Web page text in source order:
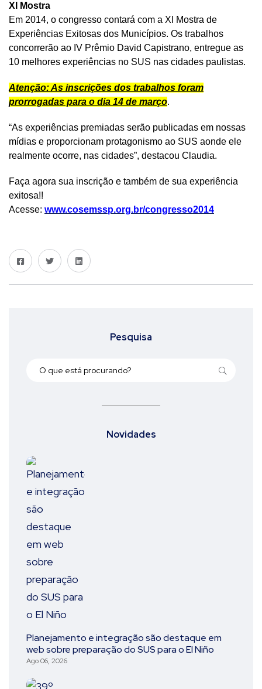
XI Mostra
Em 2014, o congresso contará com a XI Mostra de
Experiências Exitosas dos Municípios. Os trabalhos
concorrerão ao IV Prêmio David Capistrano, entregue as
10 melhores experiências no SUS nas cidades paulistas.
Atenção: As inscrições dos trabalhos foram
prorrogadas para o dia 14 de março.
“As experiências premiadas serão publicadas em nossas
mídias e proporcionam protagonismo ao SUS aonde ele
realmente ocorre, nas cidades”, destacou Claudia.
Faça agora sua inscrição e também de sua experiência
exitosa!!
Acesse: www.cosemssp.org.br/congresso2014
Pesquisa
Novidades
Planejamento e integração são destaque em
web sobre preparação do SUS para o El Niño
Ago 06, 2026